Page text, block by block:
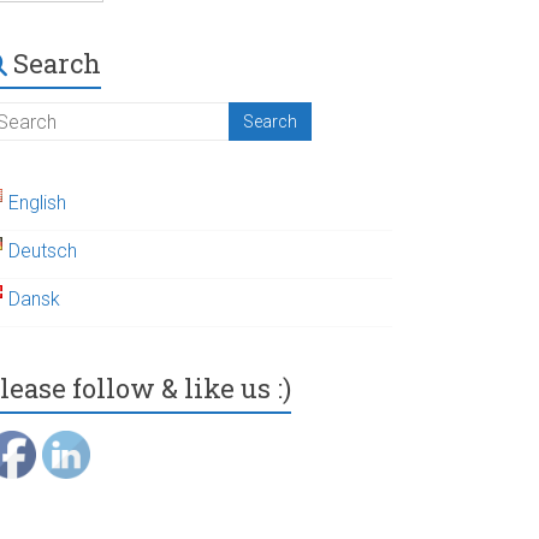
Search
English
Deutsch
Dansk
follow & like us :)